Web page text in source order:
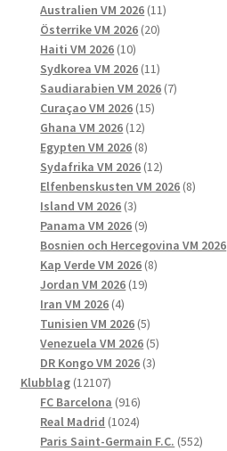
produkter
Australien VM 2026 1111
Österrike VM 2026 2020
Haiti VM 2026 1010
produkter
Sydkorea VM 2026 1111
produkter
Saudiarabien VM 2026 77
Curaçao VM 2026 1515
Ghana VM 2026 1212
produkter
Egypten VM 2026 88
produkter
Sydafrika VM 2026 1212
produkter
Elfenbenskusten VM 2026 88
Island VM 2026 33
produkter
Panama VM 2026 99
produkter
Bosnien och Hercegovina VM 2026
Kap Verde VM 2026 88
Jordan VM 2026 1919
Iran VM 2026 44
produkter
Tunisien VM 2026 55
produkter
Venezuela VM 2026 55
DR Kongo VM 2026 33
Klubblag 1210712107
produkter
FC Barcelona 916916
produkter
Real Madrid 10241024
produkter
Paris Saint-Germain F.C. 552552